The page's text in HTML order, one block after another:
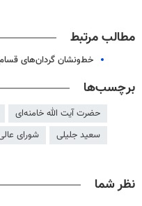
مطالب مرتبط
خط‌ونشان گردان‌های
برچسب‌ها
حضرت آیت الله خامنه‌ای
سعید جلیلی
شورای
نظر شما